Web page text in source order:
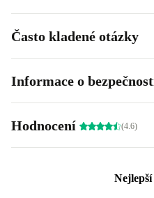
Často kladené otázky
Informace o
Hodnocení (4.6)